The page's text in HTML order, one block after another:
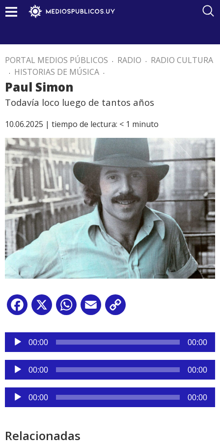
PORTAL MEDIOS PÚBLICOS . RADIO . RADIO CULTURA
. HISTORIAS DE MÚSICA .
Paul Simon
Todavía loco luego de tantos años
10.06.2025 | tiempo de lectura: < 1 minuto
Facebook
X WhatsApp
Email
Reproductor
de
audio
00:00 00:00
Reproductor
de
audio
00:00 00:00
Reproductor
de
00:00 00:00
Relacionadas